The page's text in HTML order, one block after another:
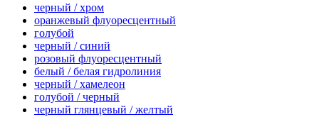
черный / хром
оранжевый флуоресцентный
голубой
черный / синий
розовый флуоресцентный
белый / белая гидролиния
черный / хамелеон
голубой / черный
черный глянцевый / желтый